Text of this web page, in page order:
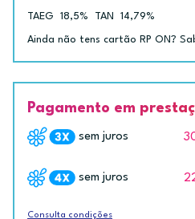
TAEG 18,5% TAN 14,79%
Ainda não tens cartão RP ON?
Pagamento em
sem juros
sem juros
Consulta condições